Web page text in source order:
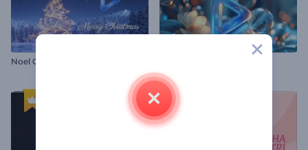
Noel Gecesi Büyüsü İntro